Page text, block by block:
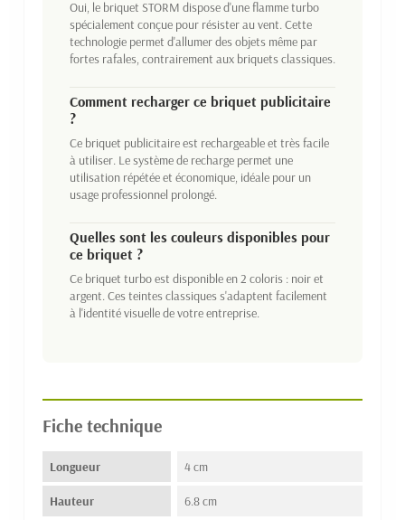
Oui, le briquet STORM dispose d'une flamme turbo
spécialement conçue pour résister au vent. Cette
technologie permet d'allumer des objets même par
fortes rafales, contrairement aux briquets classiques.
Comment recharger ce briquet publicitaire
?
Ce briquet publicitaire est rechargeable et très facile
à utiliser. Le système de recharge permet une
utilisation répétée et économique, idéale pour un
usage professionnel prolongé.
Quelles sont les couleurs disponibles pour
ce briquet ?
Ce briquet turbo est disponible en 2 coloris : noir et
argent. Ces teintes classiques s'adaptent facilement
à l'identité visuelle de votre entreprise.
Fiche technique
Longueur 4 cm
Hauteur 6.8 cm